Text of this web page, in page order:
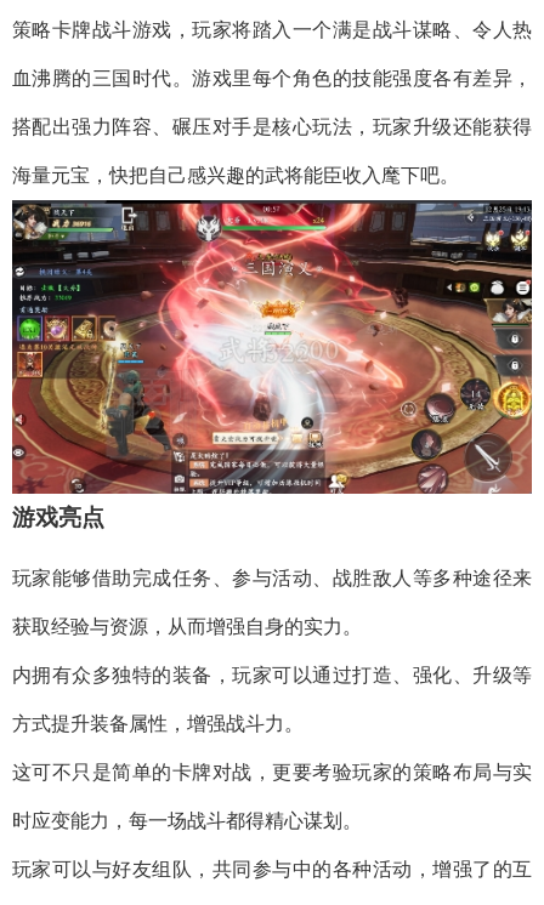
策略卡牌战斗游戏，玩家将踏入一个满是战斗谋略、令人热
血沸腾的三国时代。游戏里每个角色的技能强度各有差异，
搭配出强力阵容、碾压对手是核心玩法，玩家升级还能获得
海量元宝，快把自己感兴趣的武将能臣收入麾下吧。
游戏亮点
玩家能够借助完成任务、参与活动、战胜敌人等多种途径来
获取经验与资源，从而增强自身的实力。
内拥有众多独特的装备，玩家可以通过打造、强化、升级等
方式提升装备属性，增强战斗力。
这可不只是简单的卡牌对战，更要考验玩家的策略布局与实
时应变能力，每一场战斗都得精心谋划。
玩家可以与好友组队，共同参与中的各种活动，增强了的互